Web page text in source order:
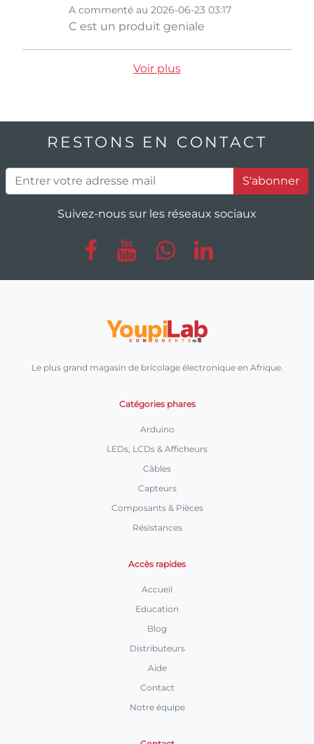
A commenté au 2026-06-23 03:17
C est un produit geniale
Voir plus
RESTONS EN CONTACT
S'abonner
Suivez-nous sur les réseaux sociaux
Le plus grand magasin de bricolage électronique en Afrique.
Catégories phares
Arduino
LEDs, LCDs & Afficheurs
Câbles
Capteurs
Composants & Pièces
Résistances
Accès rapides
Accueil
Education
Blog
Distributeurs
Aide
Contact
Notre équipe